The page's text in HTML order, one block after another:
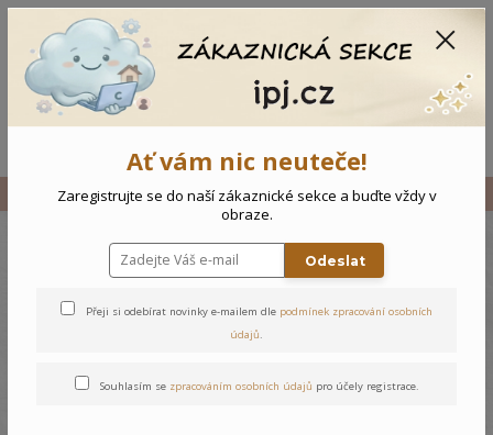
Vše Dětské triko Sport
Dětské triko Sport
Ať vám nic neuteče!
Zaregistrujte se do naší zákaznické sekce a buďte vždy v
obraze.
Odeslat
Přeji si odebírat novinky e-mailem dle podmínek zpracování osobních
údajů.
Souhlasím se zpracováním osobních údajů pro účely registrace.